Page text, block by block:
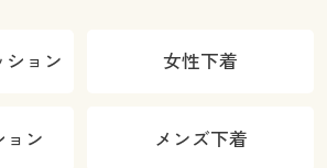
ション 女性下着
ョン メンズ下着